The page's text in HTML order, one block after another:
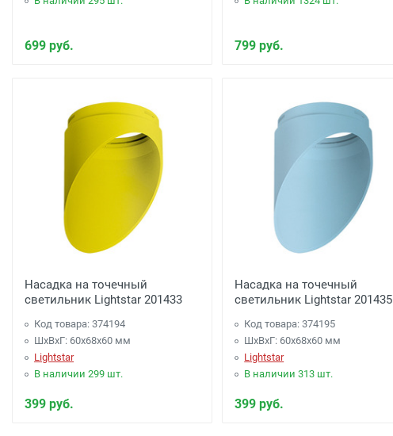
699 руб. 799 руб.
Насадка на точечный
светильник Lightstar 201433
Код товара: 374194
ШхВхГ: 60x68x60 мм
Lightstar
В наличии 299 шт.
399 руб.
Насадка на точечный
светильник Lightstar 201435
Код товара: 374195
ШхВхГ: 60x68x60 мм
Lightstar
В наличии 313 шт.
399 руб.